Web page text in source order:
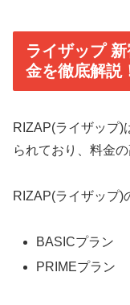
ライザップ
金を徹底解説
RIZAP(ライザップ)
られており、料金
RIZAP(ライザップ)
BASICプラン
PRIMEプラン